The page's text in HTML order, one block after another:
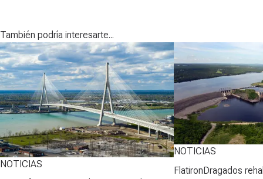
También podría interesarte...
NOTICIAS
NOTICIAS
FlatironDragados